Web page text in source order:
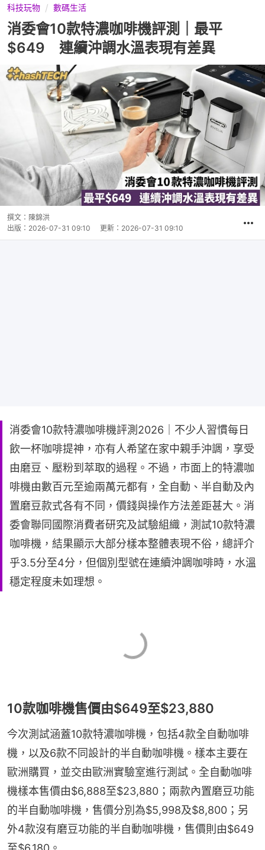
科技玩物 數碼生活
消委會10款特濃咖啡機評測｜最平
$649 連續沖調水溫表現有差異
撰文： 陳錦洪
出版： 2026-07-31 09:10 更新： 2026-07-31 09:10
消委會10款特濃咖啡機評測2026｜不少人習慣每日
飲一杯咖啡提神，亦有人希望在家中親手沖調，享受
由磨豆、壓粉到萃取的過程。不過，市面上的特濃咖
啡機由數百元至逾兩萬元都有，全自動、半自動及內
置磨豆款式各有不同，價錢與操作方法差距甚大。消
委會聯同國際消費者研究及試驗組織，測試10款特濃
咖啡機，結果顯示大部分樣本整體表現不俗，總評介
乎3.5分至4分，但個別型號在連續沖調咖啡時，水溫
穩定程度未如理想。
10款咖啡機售價由$649至$23,880
今次測試涵蓋10款特濃咖啡機，包括4款全自動咖啡
機，以及6款不同設計的半自動咖啡機。樣本主要在
歐洲購買，並交由歐洲實驗室進行測試。全自動咖啡
機樣本售價由$6,888至$23,880；兩款內置磨豆功能
的半自動咖啡機，售價分別為$5,998及$8,800；另
外4款沒有磨豆功能的半自動咖啡機，售價則由$649